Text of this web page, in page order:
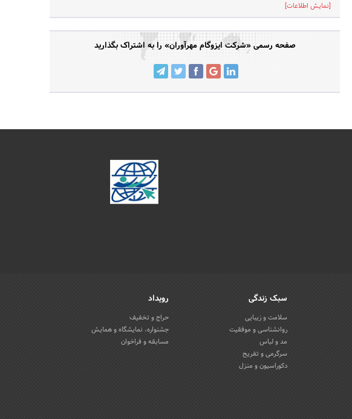
[نمایش اطلاعات]
صفحه رسمی «شرکت ایزوگام مهرآوران» را به اشتراک بگذارید
سبک زندگی
سلامت و زیبایی
روانشناسی و موفقیت
مد و لباس
سرگرمی و تفریح
دکوراسیون و منزل
رویداد
حراج و تخفیف
جشنواره، نمایشگاه و همایش
مسابقه و فراخوان